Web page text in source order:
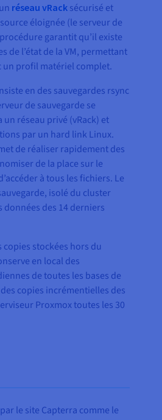
réseau vRack sécurisé et
éloignée (le serveur de
garantit qu’il existe
de l’état de la VM, permettant
un profil matériel complet.
en des sauvegardes rsync
de sauvegarde se
un réseau privé (vRack) et
par un hard link Linux.
de réaliser rapidement des
de la place sur le
à tous les fichiers. Le
isolé du cluster
des 14 derniers
stockées hors du
en local des
de toutes les bases de
copies incrémentielles des
Proxmox toutes les 30
le site Capterra comme le